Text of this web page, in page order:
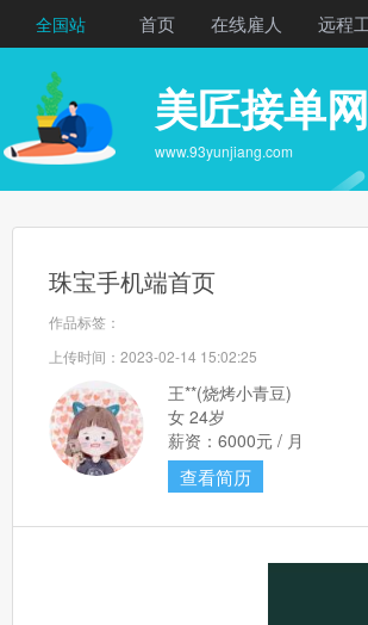
全国站 首页 在线雇人 远程
美匠接单网
www.93yunjiang.com
珠宝手机端首页
作品标签：
上传时间：2023-02-14 15:02:25
王**(烧烤小青豆)
女 24岁
薪资：6000元 / 月
查看简历